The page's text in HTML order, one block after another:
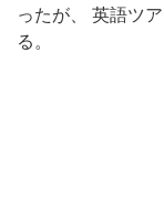
ったが、 英語ツ
る。